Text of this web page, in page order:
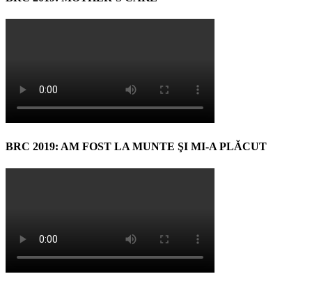
BRC 2019: AM FOST LA MUNTE ŞI MI-A PLĂCUT